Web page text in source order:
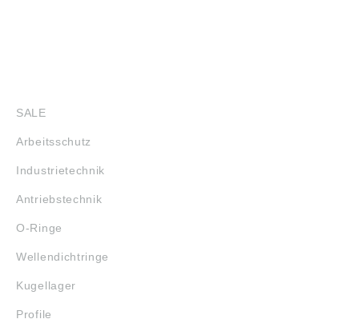
SALE
Arbeitsschutz
Industrietechnik
Antriebstechnik
O-Ringe
Wellendichtringe
Kugellager
Profile